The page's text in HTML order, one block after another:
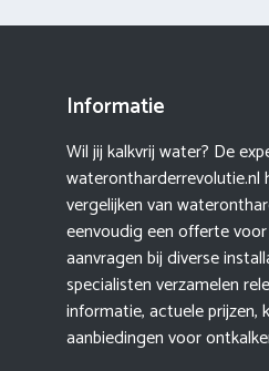
Informatie
Wil jij kalkvrij water? De
waterontharderrevolutie.nl
vergelijken van
eenvoudig een offerte
aanvragen bij diverse
specialisten verzamelen
informatie, actuele prijzen,
aanbiedingen voor